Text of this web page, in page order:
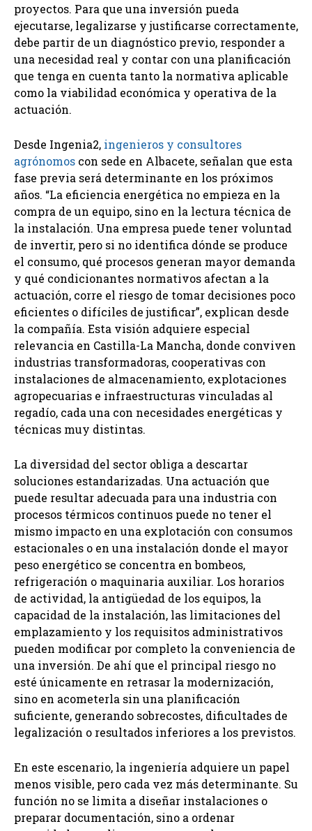
proyectos. Para que una inversión pueda
ejecutarse, legalizarse y justificarse correctamente,
debe partir de un diagnóstico previo, responder a
una necesidad real y contar con una planificación
que tenga en cuenta tanto la normativa aplicable
como la viabilidad económica y operativa de la
actuación.
Desde Ingenia2, ingenieros y consultores
agrónomos con sede en Albacete, señalan que esta
fase previa será determinante en los próximos
años. “La eficiencia energética no empieza en la
compra de un equipo, sino en la lectura técnica de
la instalación. Una empresa puede tener voluntad
de invertir, pero si no identifica dónde se produce
el consumo, qué procesos generan mayor demanda
y qué condicionantes normativos afectan a la
actuación, corre el riesgo de tomar decisiones poco
eficientes o difíciles de justificar”, explican desde
la compañía. Esta visión adquiere especial
relevancia en Castilla-La Mancha, donde conviven
industrias transformadoras, cooperativas con
instalaciones de almacenamiento, explotaciones
agropecuarias e infraestructuras vinculadas al
regadío, cada una con necesidades energéticas y
técnicas muy distintas.
La diversidad del sector obliga a descartar
soluciones estandarizadas. Una actuación que
puede resultar adecuada para una industria con
procesos térmicos continuos puede no tener el
mismo impacto en una explotación con consumos
estacionales o en una instalación donde el mayor
peso energético se concentra en bombeos,
refrigeración o maquinaria auxiliar. Los horarios
de actividad, la antigüedad de los equipos, la
capacidad de la instalación, las limitaciones del
emplazamiento y los requisitos administrativos
pueden modificar por completo la conveniencia de
una inversión. De ahí que el principal riesgo no
esté únicamente en retrasar la modernización,
sino en acometerla sin una planificación
suficiente, generando sobrecostes, dificultades de
legalización o resultados inferiores a los previstos.
En este escenario, la ingeniería adquiere un papel
menos visible, pero cada vez más determinante. Su
función no se limita a diseñar instalaciones o
preparar documentación, sino a ordenar